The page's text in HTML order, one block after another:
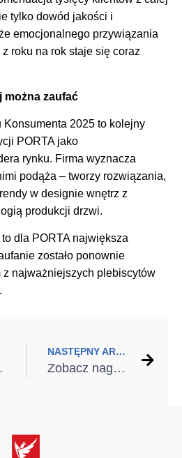
tylko dowód jakości i
emocjonalnego przywiązania
roku na rok staje się coraz
można zaufać
Konsumenta 2025 to kolejny
PORTA jako
rynku. Firma wyznacza
podąża – tworzy rozwiązania,
w designie wnętrz z
produkcji drzwi.
dla PORTA największa
zostało ponownie
najważniejszych plebiscytów
montera
NASTĘPNY ARTYKUŁ
Zobacz nagranie webinaru: „Sztuczna inteligencja. Jak najnowsze AI ułatwiają pracę sprzedawcy?”